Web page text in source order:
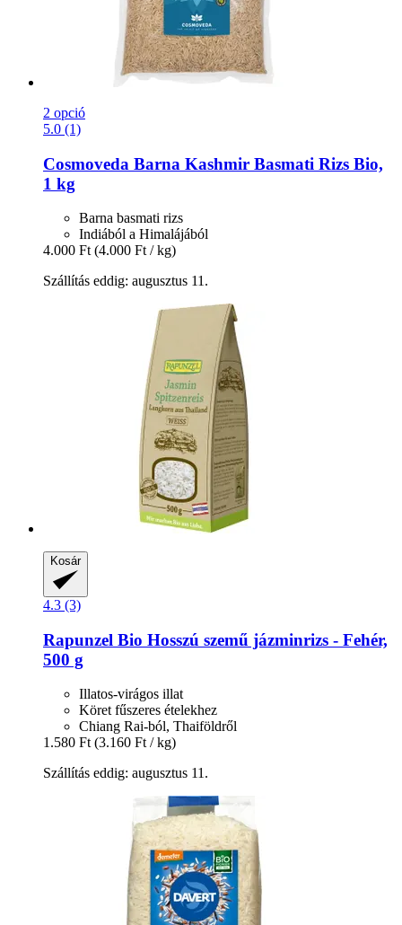
2 opció
5.0 (1)
Cosmoveda Barna Kashmir Basmati Rizs Bio,
1 kg
Barna basmati rizs
Indiából a Himalájából
4.000 Ft (4.000 Ft / kg)
Szállítás eddig: augusztus 11.
Kosár
4.3 (3)
Rapunzel Bio Hosszú szemű jázminrizs -​ Fehér,
500 g
Illatos-virágos illat
Köret fűszeres ételekhez
Chiang Rai-ból, Thaiföldről
1.580 Ft (3.160 Ft / kg)
Szállítás eddig: augusztus 11.